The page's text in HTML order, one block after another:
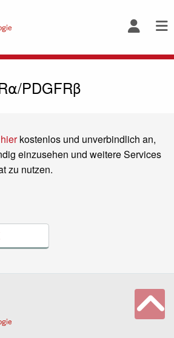
PDGFRβ
hierkostenlos und unverbindlich an,
einzusehen und weitere Services
zu nutzen.